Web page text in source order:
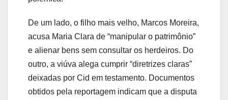
De um lado, o filho mais velho, Marcos Moreira,
acusa Maria Clara de “manipular o patrimônio”
e alienar bens sem consultar os herdeiros. Do
outro, a viúva alega cumprir “diretrizes claras”
deixadas por Cid em testamento. Documentos
obtidos pela reportagem indicam que a disputa